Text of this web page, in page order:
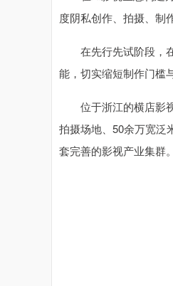
度阴私创作、拍摄、制
在先行先试阶段，在
能，切实缩短制作门槛
位于浙江的横店影视
拍摄场地、50余万宽泛
套完善的影视产业集群。